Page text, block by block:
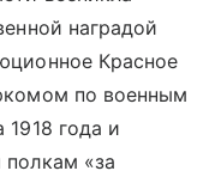
наградой
Красное
по военным
года и
«за